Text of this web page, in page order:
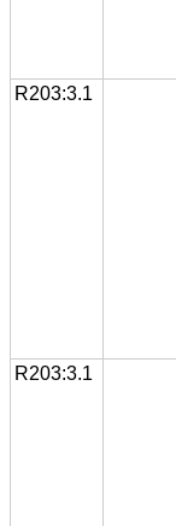
R203:3.1
R203:3.1